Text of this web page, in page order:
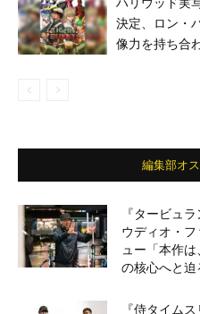
決定、ロン・
像力を持ち合
編集部オ
『タービュ
ウディオ・
ュー「本作
の核心へと迫
『侍タイム